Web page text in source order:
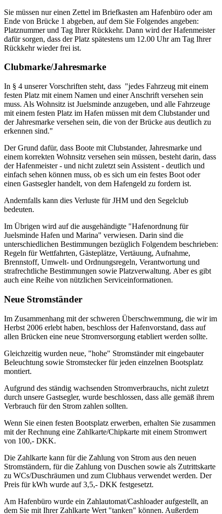
Sie müssen nur einen Zettel im Briefkasten am Hafenbüro oder am
Ende von Brücke 1 abgeben, auf dem Sie Folgendes angeben:
Platznummer und Tag Ihrer Rückkehr. Dann wird der Hafenmeister
dafür sorgen, dass der Platz spätestens um 12.00 Uhr am Tag Ihrer
Rückkehr wieder frei ist.
Clubmarke/Jahresmarke
In § 4 unserer Vorschriften steht, dass "jedes Fahrzeug mit einem
festen Platz mit einem Namen und einer Anschrift versehen sein
muss. Als Wohnsitz ist Juelsminde anzugeben, und alle Fahrzeuge
mit einem festen Platz im Hafen müssen mit dem Clubstander und
der Jahresmarke versehen sein, die von der Brücke aus deutlich zu
erkennen sind."
Der Grund dafür, dass Boote mit Clubstander, Jahresmarke und
einem korrekten Wohnsitz versehen sein müssen, besteht darin, dass
der Hafenmeister - und nicht zuletzt sein Assistent - deutlich und
einfach sehen können muss, ob es sich um ein festes Boot oder
einen Gastsegler handelt, von dem Hafengeld zu fordern ist.
Andernfalls kann dies Verluste für JHM und den Segelclub
bedeuten.
Im Übrigen wird auf die ausgehändigte "Hafenordnung für
Juelsminde Hafen und Marina" verwiesen. Darin sind die
unterschiedlichen Bestimmungen bezüglich Folgendem beschrieben:
Regeln für Wettfahrten, Gästeplätze, Vertäuung, Aufnahme,
Brennstoff, Umwelt- und Ordnungsregeln, Verantwortung und
strafrechtliche Bestimmungen sowie Platzverwaltung. Aber es gibt
auch eine Reihe von nützlichen Serviceinformationen.
Neue Stromständer
Im Zusammenhang mit der schweren Überschwemmung, die wir im
Herbst 2006 erlebt haben, beschloss der Hafenvorstand, dass auf
allen Brücken eine neue Stromversorgung etabliert werden sollte.
Gleichzeitig wurden neue, "hohe" Stromständer mit eingebauter
Beleuchtung sowie Stromstecker für jeden einzelnen Bootsplatz
montiert.
Aufgrund des ständig wachsenden Stromverbrauchs, nicht zuletzt
durch unsere Gastsegler, wurde beschlossen, dass alle gemäß ihrem
Verbrauch für den Strom zahlen sollten.
Wenn Sie einen festen Bootsplatz erwerben, erhalten Sie zusammen
mit der Rechnung eine Zahlkarte/Chipkarte mit einem Stromwert
von 100,- DKK.
Die Zahlkarte kann für die Zahlung von Strom aus den neuen
Stromständern, für die Zahlung von Duschen sowie als Zutrittskarte
zu WCs/Duschräumen und zum Clubhaus verwendet werden. Der
Preis für kWh wurde auf 3,5,- DKK festgesetzt.
Am Hafenbüro wurde ein Zahlautomat/Cashloader aufgestellt, an
dem Sie mit Ihrer Zahlkarte Wert "tanken" können. Außerdem